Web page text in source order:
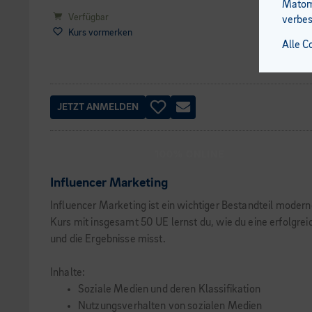
Verfügbar
Kurs vormerken
JETZT ANMELDEN
Influencer Marketing
Influencer Marketing ist ein wichtiger Bestandteil
Kurs mit insgesamt 50 UE lernst du, wie du eine
und die Ergebnisse misst.
Inhalte:
Soziale Medien und deren Klassifikation
Nutzungsverhalten von sozialen Medien
Alle